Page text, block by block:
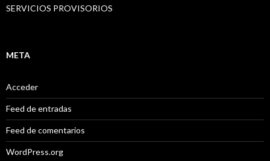
SERVICIOS PROVISORIOS
META
Acceder
Feed de entradas
Feed de comentarios
WordPress.org